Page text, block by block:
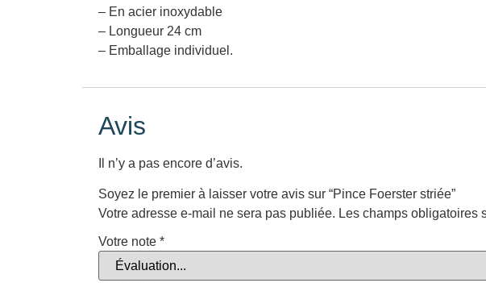
– En acier inoxydable
– Longueur 24 cm
– Emballage individuel.
Avis
Il n’y a pas encore d’avis.
Soyez le premier à laisser votre avis sur “Pince Foerster striée”
Votre adresse e-mail ne sera pas publiée. Les champs obligatoires
Votre note *